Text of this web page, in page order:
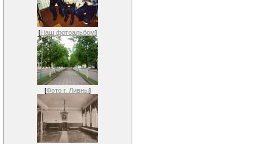
[Наш фотоальбом]
[Фото г. Ливны]